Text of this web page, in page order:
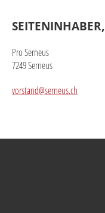
Pro Serneus
7249 Serneus
vorstand@serneus.ch